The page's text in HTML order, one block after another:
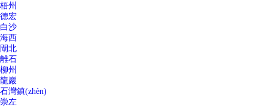
梧州
德宏
白沙
海西
閘北
離石
柳州
龍巖
石灣鎮(zhèn)
崇左